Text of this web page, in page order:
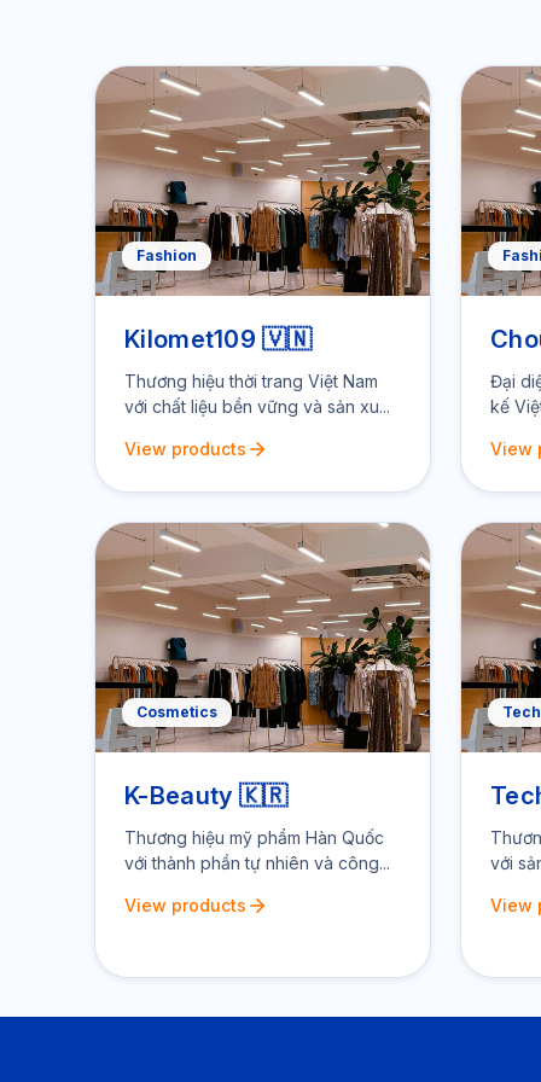
Fashion
Kilomet109 🇻🇳
Thương hiệu thời trang Việt Nam
với chất liệu bền vững và sản xu...
View products
Đại
kế
View
Cosmetics
K-Beauty 🇰🇷
Thương hiệu mỹ phẩm Hàn Quốc
với thành phần tự nhiên và công...
View products
với
View